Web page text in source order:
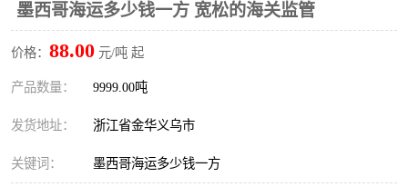
墨西哥海运多少钱一方 宽松的海关监管
价格： 88.00 元/吨 起
产品数量： 9999.00吨
发货地址： 浙江省金华义乌市
关键词： 墨西哥海运多少钱一方